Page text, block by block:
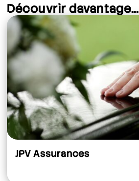
Découvrir davantage...
JPV Assurances